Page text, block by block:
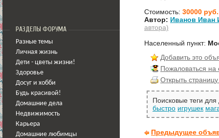
РАЗДЕЛЫ ФОРУМА
Разные темы
Личная жизнь
Дети - цветы жизни!
Здоровье
Досуг и хобби
Будь красивой!
Домашние дела
Недвижимость
Карьера
Домашние любимцы
Стоимость: 30000 руб.
Автор: Иванов Иван
автора)
Населенный пункт:
Добавить это
Пожаловаться
Открыть
Поисковые теги
быстро игрушек
Предыдущее